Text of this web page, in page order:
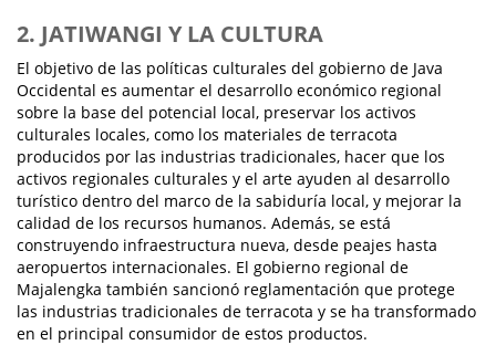
2. JATIWANGI Y LA CULTURA
El objetivo de las políticas culturales del gobierno de Java
Occidental es aumentar el desarrollo económico regional
sobre la base del potencial local, preservar los activos
culturales locales, como los materiales de terracota
producidos por las industrias tradicionales, hacer que los
activos regionales culturales y el arte ayuden al desarrollo
turístico dentro del marco de la sabiduría local, y mejorar la
calidad de los recursos humanos. Además, se está
construyendo infraestructura nueva, desde peajes hasta
aeropuertos internacionales. El gobierno regional de
Majalengka también sancionó reglamentación que protege
las industrias tradicionales de terracota y se ha transformado
en el principal consumidor de estos productos.